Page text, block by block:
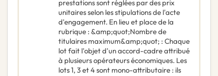
prestations sont réglées par des prix
unitaires selon les stipulations de l'acte
d'engagement. En lieu et place de la
rubrique : &amp;quot;Nombre de
titulaires maximum&amp;quot; : Chaque
lot fait l'objet d'un accord-cadre attribué
à plusieurs opérateurs économiques. Les
lots 1, 3 et 4 sont mono-attributaire : ils